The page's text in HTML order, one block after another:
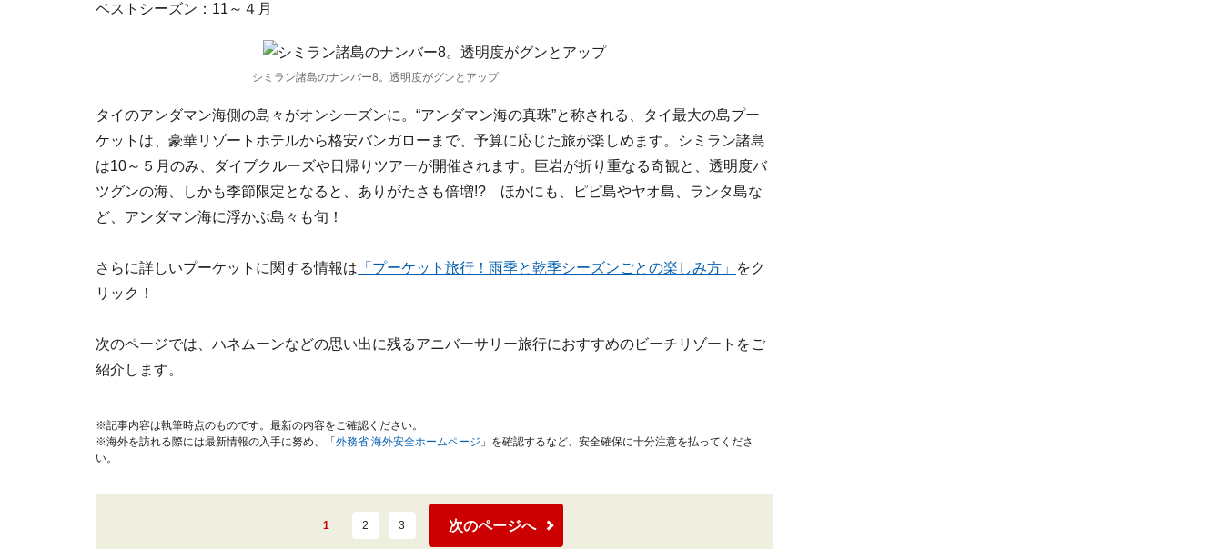
ベストシーズン：11～４月
シミラン諸島のナンバー8。透明度がグンとアップ
タイのアンダマン海側の島々がオンシーズンに。“アンダマン海の真珠”と称される、タイ最大の島プー
ケットは、豪華リゾートホテルから格安バンガローまで、予算に応じた旅が楽しめます。シミラン諸島
は10～５月のみ、ダイブクルーズや日帰りツアーが開催されます。巨岩が折り重なる奇観と、透明度バ
ツグンの海、しかも季節限定となると、ありがたさも倍増!? ほかにも、ピピ島やヤオ島、ランタ島な
ど、アンダマン海に浮かぶ島々も旬！
さらに詳しいプーケットに関する情報は 「プーケット旅行！雨季と乾季シーズンごとの楽しみ方」
をク
リック！
次のページでは、ハネムーンなどの思い出に残るアニバーサリー旅行におすすめのビーチリゾートをご
紹介します。
※記事内容は執筆時点のものです。最新の内容をご確認ください。
※海外を訪れる際には最新情報の入手に努め、「 外務省 海外安全ホームページ 」を確認するなど、安全確保に十分注意を払ってくださ
い。
1 2 3 次のページへ